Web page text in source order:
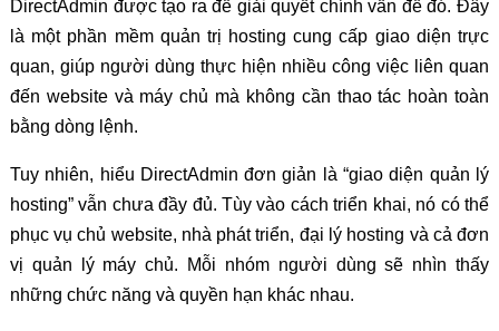
DirectAdmin được tạo ra để giải quyết chính vấn đề đó. Đây
là một phần mềm quản trị hosting cung cấp giao diện trực
quan, giúp người dùng thực hiện nhiều công việc liên quan
đến website và máy chủ mà không cần thao tác hoàn toàn
bằng dòng lệnh.
Tuy nhiên, hiểu DirectAdmin đơn giản là “giao diện quản lý
hosting” vẫn chưa đầy đủ. Tùy vào cách triển khai, nó có thể
phục vụ chủ website, nhà phát triển, đại lý hosting và cả đơn
vị quản lý máy chủ. Mỗi nhóm người dùng sẽ nhìn thấy
những chức năng và quyền hạn khác nhau.